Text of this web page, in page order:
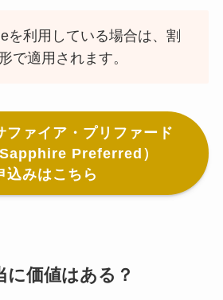
を利用している場合は、割
で適用されます。
ファイア・プリファード
Preferred）
込みはこちら
に価値はある？